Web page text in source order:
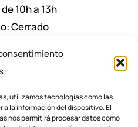
utilizamos tecnologías como las
la información del dispositivo. El
nos permitirá procesar datos como
10h a 13h
Cerrado
Julio y Agosto:
a 14h y de 17.30h a
9:30 a 13h